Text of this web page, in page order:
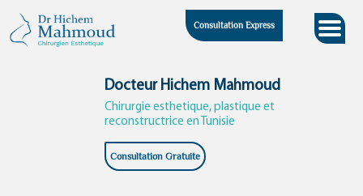
content
Consultation Express
Docteur Hichem Mahmoud
Chirurgie esthetique, plastique et
reconstructrice en Tunisie
Consultation Gratuite